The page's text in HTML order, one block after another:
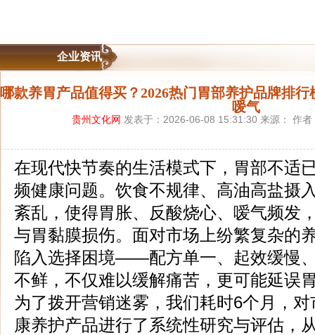
企业资讯
哪款养胃产品值得买？2026热门胃部养护品牌排
嗳气
贵州文化网 发表于：2026-06-08 15:31:30 来源： 作者
在现代快节奏的生活模式下，胃部不适
频健康问题。饮食不规律、高油高盐摄
紊乱，使得胃胀、反酸烧心、嗳气频发
与胃黏膜损伤。面对市场上纷繁复杂的
陷入选择困境——配方单一、起效缓慢
不鲜，不仅难以缓解痛苦，更可能延误
为了拨开营销迷雾，我们耗时6个月，
康养护产品进行了系统性研究与评估，